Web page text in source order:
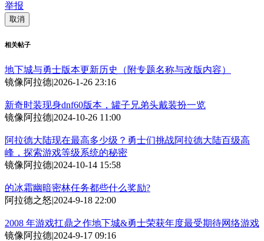
举报
取消
相关帖子
地下城与勇士版本更新历史（附专题名称与改版内容）
镜像阿拉德|2026-1-26 23:16
新奇时装现身dnf60版本，罐子兄弟头戴装扮一览
镜像阿拉德|2024-10-26 11:00
阿拉德大陆现在最高多少级？勇士们挑战阿拉德大陆百级高
峰，探索游戏等级系统的秘密
镜像阿拉德|2024-10-14 15:58
的冰霜幽暗密林任务都些什么奖励?
阿拉德之怒|2024-9-18 22:00
2008 年游戏扛鼎之作地下城&勇士荣获年度最受期待网络游戏
镜像阿拉德|2024-9-17 09:16